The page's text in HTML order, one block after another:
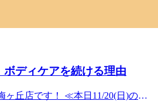
ボディケアを続ける理由
≪本日11/20(日)のご